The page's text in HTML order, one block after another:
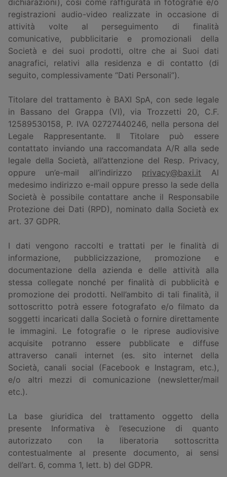
dichiarazioni), così come raffigurata in fotografie e/o
registrazioni audio-video realizzate in occasione di
attività volte al perseguimento di finalità
comunicative, pubblicitarie e promozionali della
Società e dei suoi prodotti, oltre che ai Suoi dati
anagrafici, relativi alla residenza e di contatto (di
seguito, complessivamente “Dati Personali”).
Titolare del trattamento è BAXI SpA, con sede legale
in Bassano del Grappa (VI), via Trozzetti 20, C.F.
12589530158, P. IVA 02727440246, nella persona del
Legale Rappresentante. Il Titolare può essere
contattato inviando una raccomandata A/R alla sede
legale della Società, all’attenzione del Resp. Privacy,
oppure un’e-mail all’indirizzo privacy@baxi.it Al
medesimo indirizzo e-mail oppure presso la sede della
Società è possibile contattare anche il Responsabile
Protezione dei Dati (RPD), nominato dalla Società ex
art. 37 GDPR.
I dati vengono raccolti e trattati per le finalità di
informazione, pubblicizzazione, promozione e
documentazione della azienda e delle attività alla
stessa collegate nonché per finalità di pubblicità e
promozione dei prodotti. Nell’ambito di tali finalità, il
sottoscritto potrà essere fotografato e/o filmato da
soggetti incaricati dalla Società o fornire direttamente
le immagini. Le fotografie o le riprese audiovisive
acquisite potranno essere pubblicate e diffuse
attraverso canali internet (es. sito internet della
Società, canali social (Facebook e Instagram, etc.),
e/o altri mezzi di comunicazione (newsletter/mail
etc.).
La base giuridica del trattamento oggetto della
presente Informativa è l’esecuzione di quanto
autorizzato con la liberatoria sottoscritta
contestualmente al presente documento, ai sensi
dell’art. 6, comma 1, lett. b) del GDPR.